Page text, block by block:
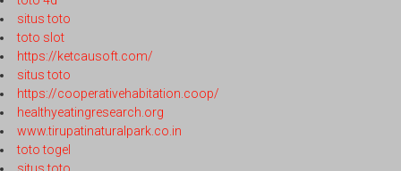
situs toto
toto slot
https://ketcausoft.com/
situs toto
https://cooperativehabitation.coop/
healthyeatingresearch.org
www.tirupatinaturalpark.co.in
toto togel
situs toto